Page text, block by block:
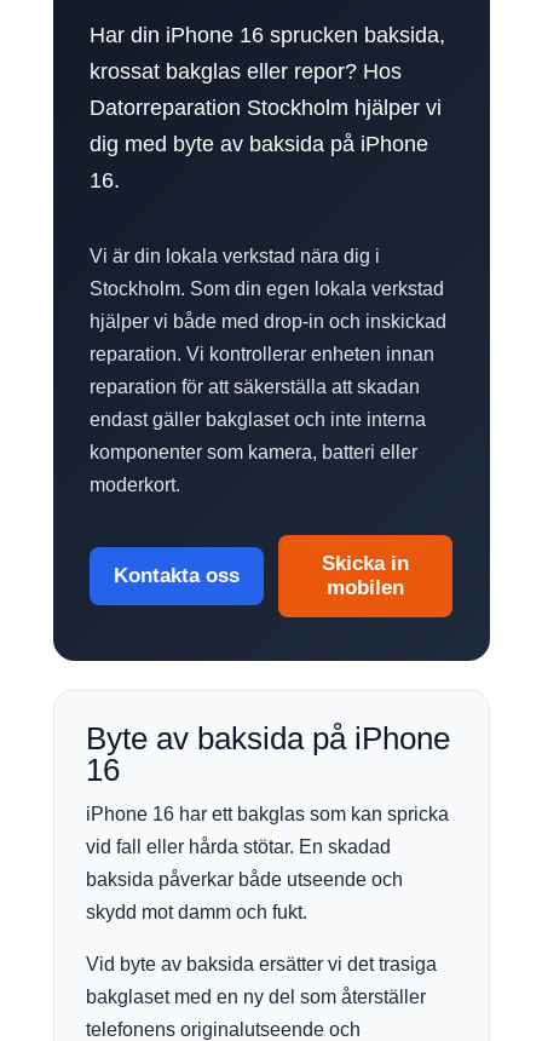
Har din iPhone 16 sprucken baksida,
krossat bakglas eller repor? Hos
Datorreparation Stockholm hjälper vi
dig med byte av baksida på iPhone
16.
Vi är din lokala verkstad nära dig i
Stockholm. Som din egen lokala verkstad
hjälper vi både med drop-in och inskickad
reparation. Vi kontrollerar enheten innan
reparation för att säkerställa att skadan
endast gäller bakglaset och inte interna
komponenter som kamera, batteri eller
moderkort.
Kontakta oss
Skicka in
mobilen
Byte av baksida på iPhone
16
iPhone 16 har ett bakglas som kan spricka
vid fall eller hårda stötar. En skadad
baksida påverkar både utseende och
skydd mot damm och fukt.
Vid byte av baksida ersätter vi det trasiga
bakglaset med en ny del som återställer
telefonens originalutseende och